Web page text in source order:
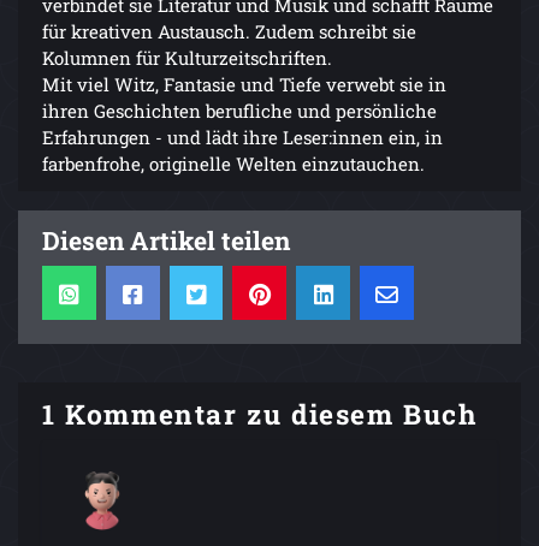
verbindet sie Literatur und Musik und schafft Räume
für kreativen Austausch. Zudem schreibt sie
Kolumnen für Kulturzeitschriften.
Mit viel Witz, Fantasie und Tiefe verwebt sie in
ihren Geschichten berufliche und persönliche
Erfahrungen - und lädt ihre Leser:innen ein, in
farbenfrohe, originelle Welten einzutauchen.
Diesen Artikel teilen
1 Kommentar zu diesem Buch